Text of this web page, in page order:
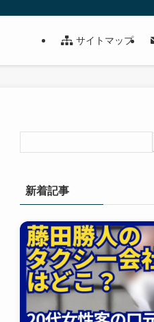
サイトマップ
新着記事